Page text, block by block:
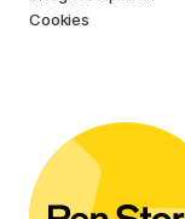
Cookies